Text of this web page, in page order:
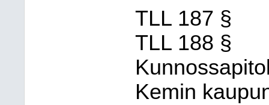
TLL 187 §
TLL 188 §
Kemin